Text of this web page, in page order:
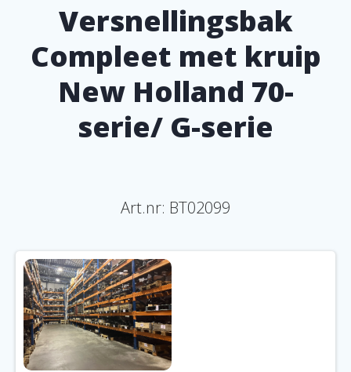
Versnellingsbak
Compleet met kruip
New Holland 70-
serie/ G-serie
Art.nr: BT02099